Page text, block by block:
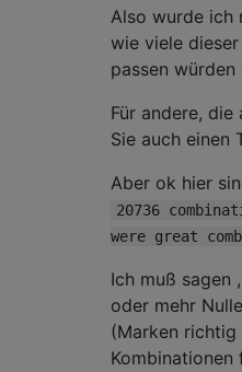
    end;
for
    repeat
if
if
      begin
      end
        inc(j);
until
Also wurde ich
wie viele
passen
Für andere, die
Sie auch einen
Aber ok hier
20736
were great
Ich muß sagen
oder mehr
(Marken richtig